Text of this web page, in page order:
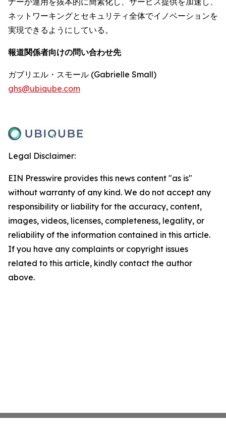
ネットワーキングとセキュリティ全体でイノベーションを
実現できるようにしている。
報道関係者向けの問い合わせ先
ガブリエル・スモール (Gabrielle Small)
ghs@ubiqube.com
Legal Disclaimer:
EIN Presswire provides this news content "as is"
without warranty of any kind. We do not accept any
responsibility or liability for the accuracy, content,
images, videos, licenses, completeness, legality, or
reliability of the information contained in this article.
If you have any complaints or copyright issues
related to this article, kindly contact the author
above.